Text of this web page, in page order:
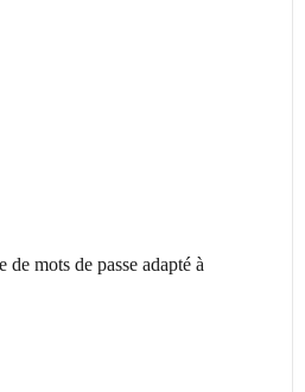
mots de passe adapté à